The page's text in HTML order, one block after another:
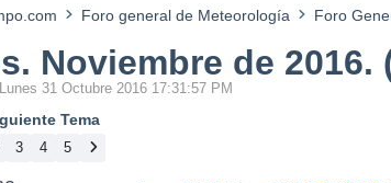
Foro general de Meteorología Foro
Noviembre de
31 Octubre 2016 17:31:57 PM
Tema
3 4 5